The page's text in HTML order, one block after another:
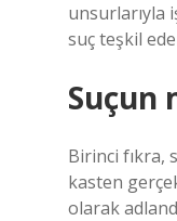
unsurlarıyla
suç teşkil
Suçun
Birinci fıkra,
kasten
olarak